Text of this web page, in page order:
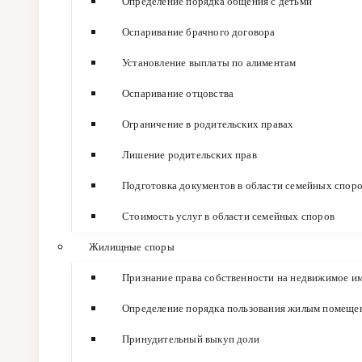
Оспаривание брачного договора
Установление выплаты по алиментам
Оспаривание отцовства
Ограничение в родительских правах
Лишение родительских прав
Подготовка документов в области семейных
Стоимость услуг в области семейных споров
Жилищные споры
Признание права собственности на недвижимое
Определение порядка пользования жилым
Принудительный выкуп доли